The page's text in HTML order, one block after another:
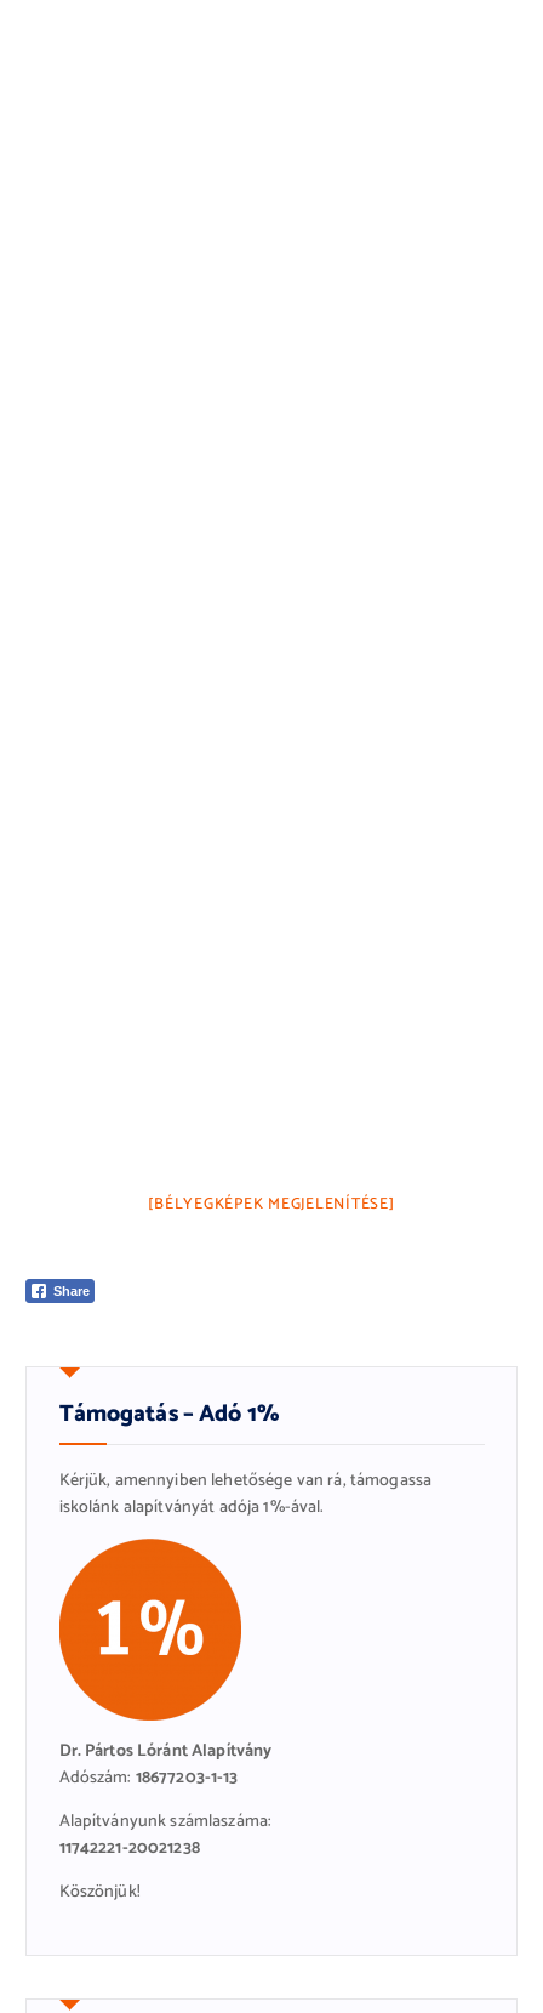
[BÉLYEGKÉPEK MEGJELENÍTÉSE]
Share
Támogatás – Adó 1%
Kérjük, amennyiben lehetősége van rá, támogassa
iskolánk alapítványát adója 1%-ával.
Dr. Pártos Lóránt Alapítvány
Adószám: 18677203-1-13
Alapítványunk számlaszáma:
11742221-20021238
Köszönjük!